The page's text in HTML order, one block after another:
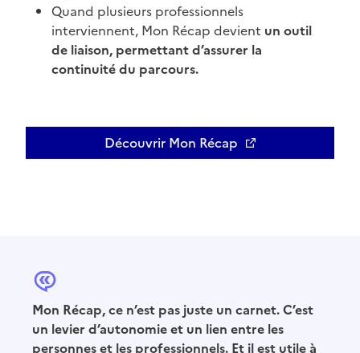
Quand plusieurs professionnels
interviennent, Mon Récap devient un outil
de liaison, permettant d’assurer la
continuité du parcours.
Découvrir Mon RécapOuvre une nouvelle fenêtre
Mon Récap, ce n’est pas juste un carnet. C’est
un levier d’autonomie et un lien entre les
personnes et les professionnels. Et il est utile à